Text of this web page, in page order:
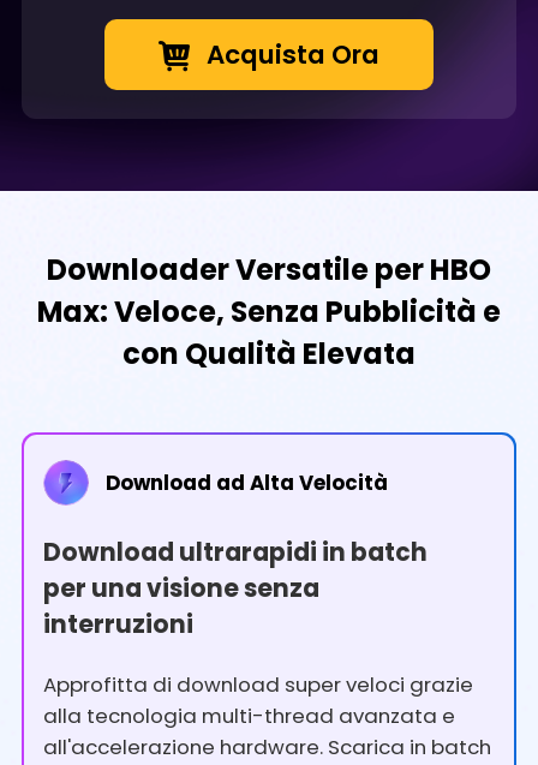
Acquista Ora
Downloader Versatile per HBO
Max: Veloce, Senza Pubblicità e
con Qualità Elevata
Download ad Alta Velocità
Download ultrarapidi in batch
per una visione senza
interruzioni
Approfitta di download super veloci grazie
alla tecnologia multi-thread avanzata e
all'accelerazione hardware. Scarica in batch